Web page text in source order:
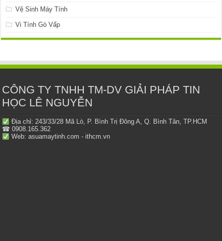
Vệ Sinh Máy Tính
Vi Tính Gò Vấp
CÔNG TY TNHH TM-DV GIẢI PHÁP TIN
HỌC LÊ NGUYỄN
Địa chỉ: 243/33/28 Mã Lò, P. Bình Trị Đông A, Q. Bình Tân, TP.HCM
☎ 0908.165.362
Web: asuamaytinh.com - ithcm.vn